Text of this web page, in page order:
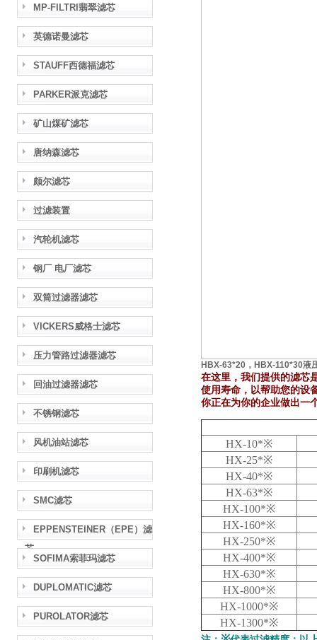
MP-FILTRI翡翠滤芯
英德诺曼滤芯
STAUFF西德福滤芯
PARKER派克滤芯
矿山煤矿滤芯
唐纳森滤芯
颇尔滤芯
过滤装置
汽轮机滤芯
钢厂 电厂滤芯
双筒过滤器滤芯
VICKERS威格士滤芯
压力管路过滤器滤芯
回油过滤器滤芯
不锈钢滤芯
风机油站滤芯
印刷机滤芯
SMC滤芯
EPPENSTEINER（EPE）滤
芯
SOFIMA索菲玛滤芯
DUPLOMATIC滤芯
PUROLATOR滤芯
HBX-63*20，HBX-110*30液
在这里，我们提供的滤芯
使用寿命，以帮助您的设
你正在为你的企业做出一
HX-10*※
HX-25*※
HX-40*※
HX-63*※
HX-100*※
HX-160*※
HX-250*※
HX-400*※
HX-630*※
HX-800*※
HX-1000*※
HX-1300*※